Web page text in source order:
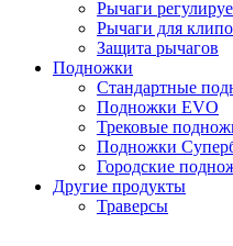
Рычаги
Рычаги для
Защита рычагов
Подножки
Стандартные
Подножки EVO
Трековые
Подножки
Городские
Другие продукты
Траверсы